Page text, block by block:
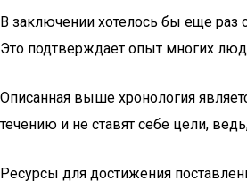
В заключении хотелось бы еще раз
Это подтверждает опыт многих
Описанная выше хронология
течению и не ставят себе цели,
Ресурсы для достижения